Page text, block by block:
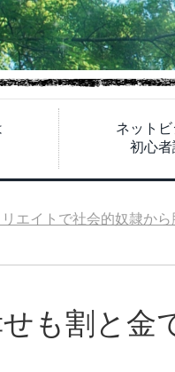
ネットビ
初心者
エイトで社会的奴隷か
も割と金